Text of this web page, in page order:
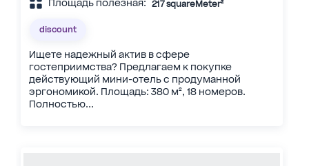
Площадь полезная: 217 squareMeter²
discount
Ищете надежный актив в сфере
гостеприимства? Предлагаем к покупке
действующий мини-отель с продуманной
эргономикой. Площадь: 380 м², 18 номеров.
Полностью...